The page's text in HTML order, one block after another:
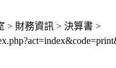
> 財務資訊 > 決算書 >